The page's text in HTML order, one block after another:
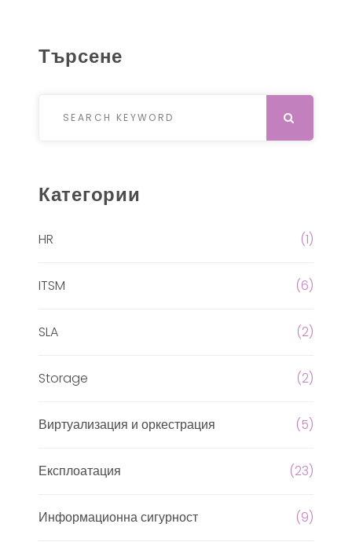
Търсене
Категории
HR (1)
ITSM (6)
SLA (2)
Storage (2)
Виртуализация и оркестрация (5)
Експлоатация (23)
Информационна сигурност (9)